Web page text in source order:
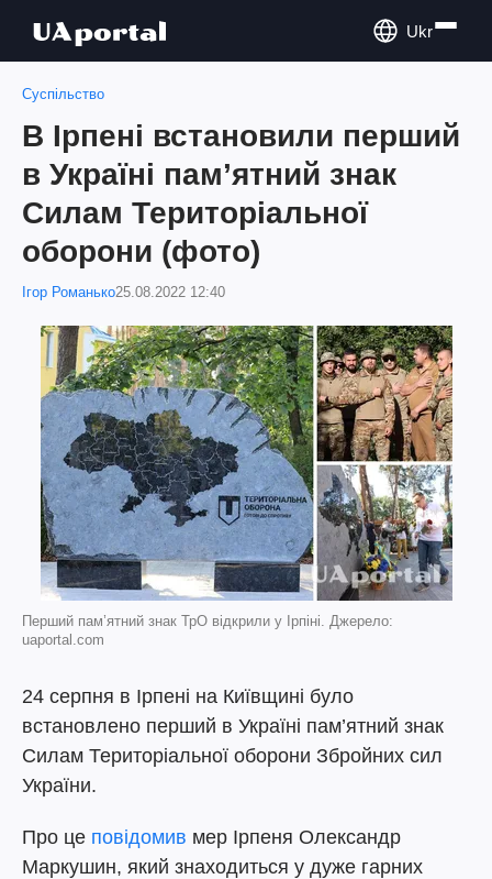
Ukr
Суспільство
В Ірпені встановили перший
в Україні пам’ятний знак
Силам Територіальної
оборони (фото)
Ігор Романько25.08.2022 12:40
Перший пам’ятний знак ТрО відкрили у Ірпіні. Джерело:
uaportal.com
24 серпня в Ірпені на Київщині було
встановлено перший в Україні пам’ятний знак
Силам Територіальної оборони Збройних сил
України.
Про це повідомив мер Ірпеня Олександр
Маркушин, який знаходиться у дуже гарних